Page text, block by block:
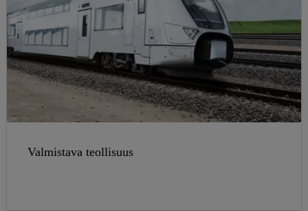
Valmistava teollisuus